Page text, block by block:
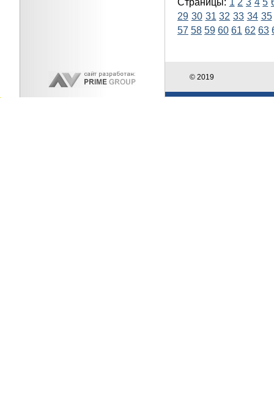
Страницы: 1 2 3 4 5
29 30 31 32 33 34 35
57 58 59 60 61 62 63
© 2019